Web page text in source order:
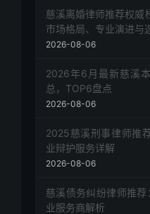
慈溪离婚律师推荐权威
市场格局、专业演进与
2026-08-06
2026年6月最新慈溪
总，TOP6盘点
2026-08-06
2025慈溪刑事律师推
业辩护服务详解
2026-08-06
慈溪债务纠纷律师推
业服务商解析